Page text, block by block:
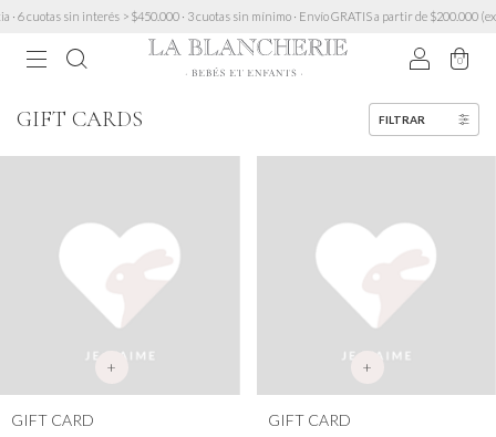
6 cuotas sin interés > $450.000 · 3 cuotas sin mínimo · Envío GRATIS a partir de $200.000
0
GIFT CARDS FILTRAR
+
GIFT CARD
+
GIFT CARD